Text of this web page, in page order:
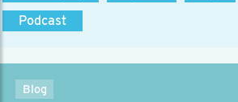
Podcast
Blog